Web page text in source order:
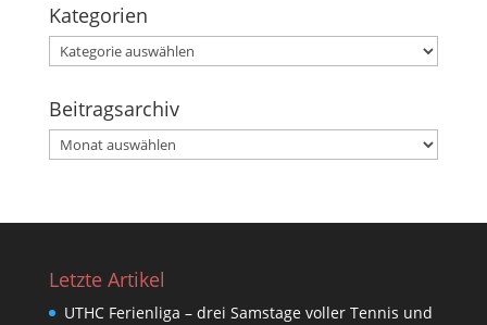
Kategorien
Kategorien
Beitragsarchiv
Beitragsarchiv
Letzte Artikel
UTHC Ferienliga – drei Samstage voller Tennis und